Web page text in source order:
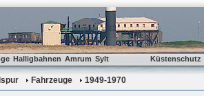
Halligbahnen Amrum Sylt Küstenschutz
Fahrzeuge 1949-1970